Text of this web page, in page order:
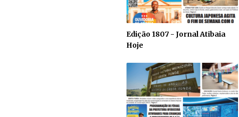
Edição 1807 - Jornal Atibaia
Hoje